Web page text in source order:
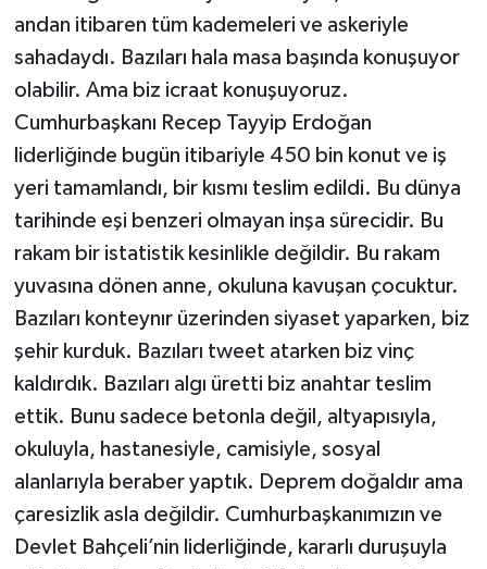
andan itibaren tüm kademeleri ve askeriyle
sahadaydı. Bazıları hala masa başında konuşuyor
olabilir. Ama biz icraat konuşuyoruz.
Cumhurbaşkanı Recep Tayyip Erdoğan
liderliğinde bugün itibariyle 450 bin konut ve iş
yeri tamamlandı, bir kısmı teslim edildi. Bu dünya
tarihinde eşi benzeri olmayan inşa sürecidir. Bu
rakam bir istatistik kesinlikle değildir. Bu rakam
yuvasına dönen anne, okuluna kavuşan çocuktur.
Bazıları konteynır üzerinden siyaset yaparken, biz
şehir kurduk. Bazıları tweet atarken biz vinç
kaldırdık. Bazıları algı üretti biz anahtar teslim
ettik. Bunu sadece betonla değil, altyapısıyla,
okuluyla, hastanesiyle, camisiyle, sosyal
alanlarıyla beraber yaptık. Deprem doğaldır ama
çaresizlik asla değildir. Cumhurbaşkanımızın ve
Devlet Bahçeli’nin liderliğinde, kararlı duruşuyla